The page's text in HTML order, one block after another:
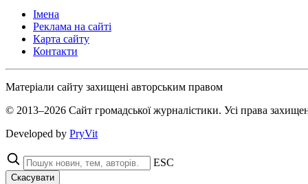
Імена
Реклама на сайті
Карта сайту
Контакти
Матеріали сайту захищені авторським правом
© 2013–2026 Сайт громадської журналістики. Усі права
Developed by PryVit
ESC
Скасувати